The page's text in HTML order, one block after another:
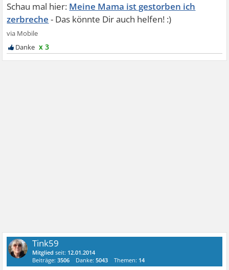
Meine Mama ist gestorben ich
zerbreche
x 3
Tink59
Mitglied seit: 12.01.2014
Beiträge:3506 Danke:5043 Themen: 14